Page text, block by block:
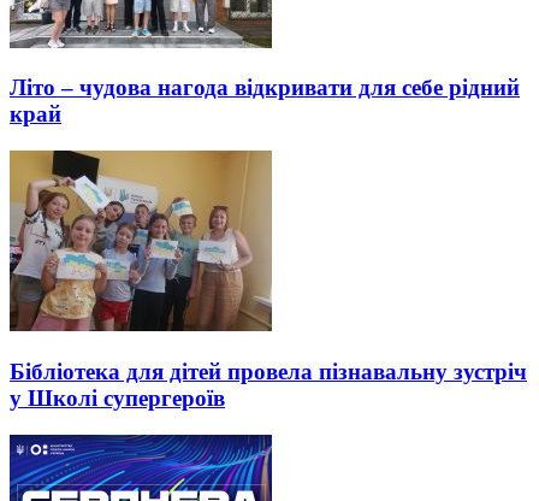
Літо – чудова нагода відкривати для себе рідний
край
Бібліотека для дітей провела пізнавальну зустріч
у Школі супергероїв